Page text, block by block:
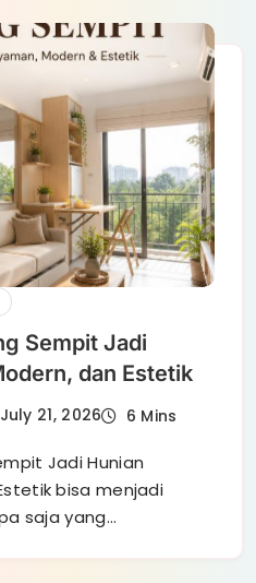
Sempit Jadi
dan Estetik
July 21, 2026 6 Mins
Jadi Hunian
bisa menjadi
saja yang…